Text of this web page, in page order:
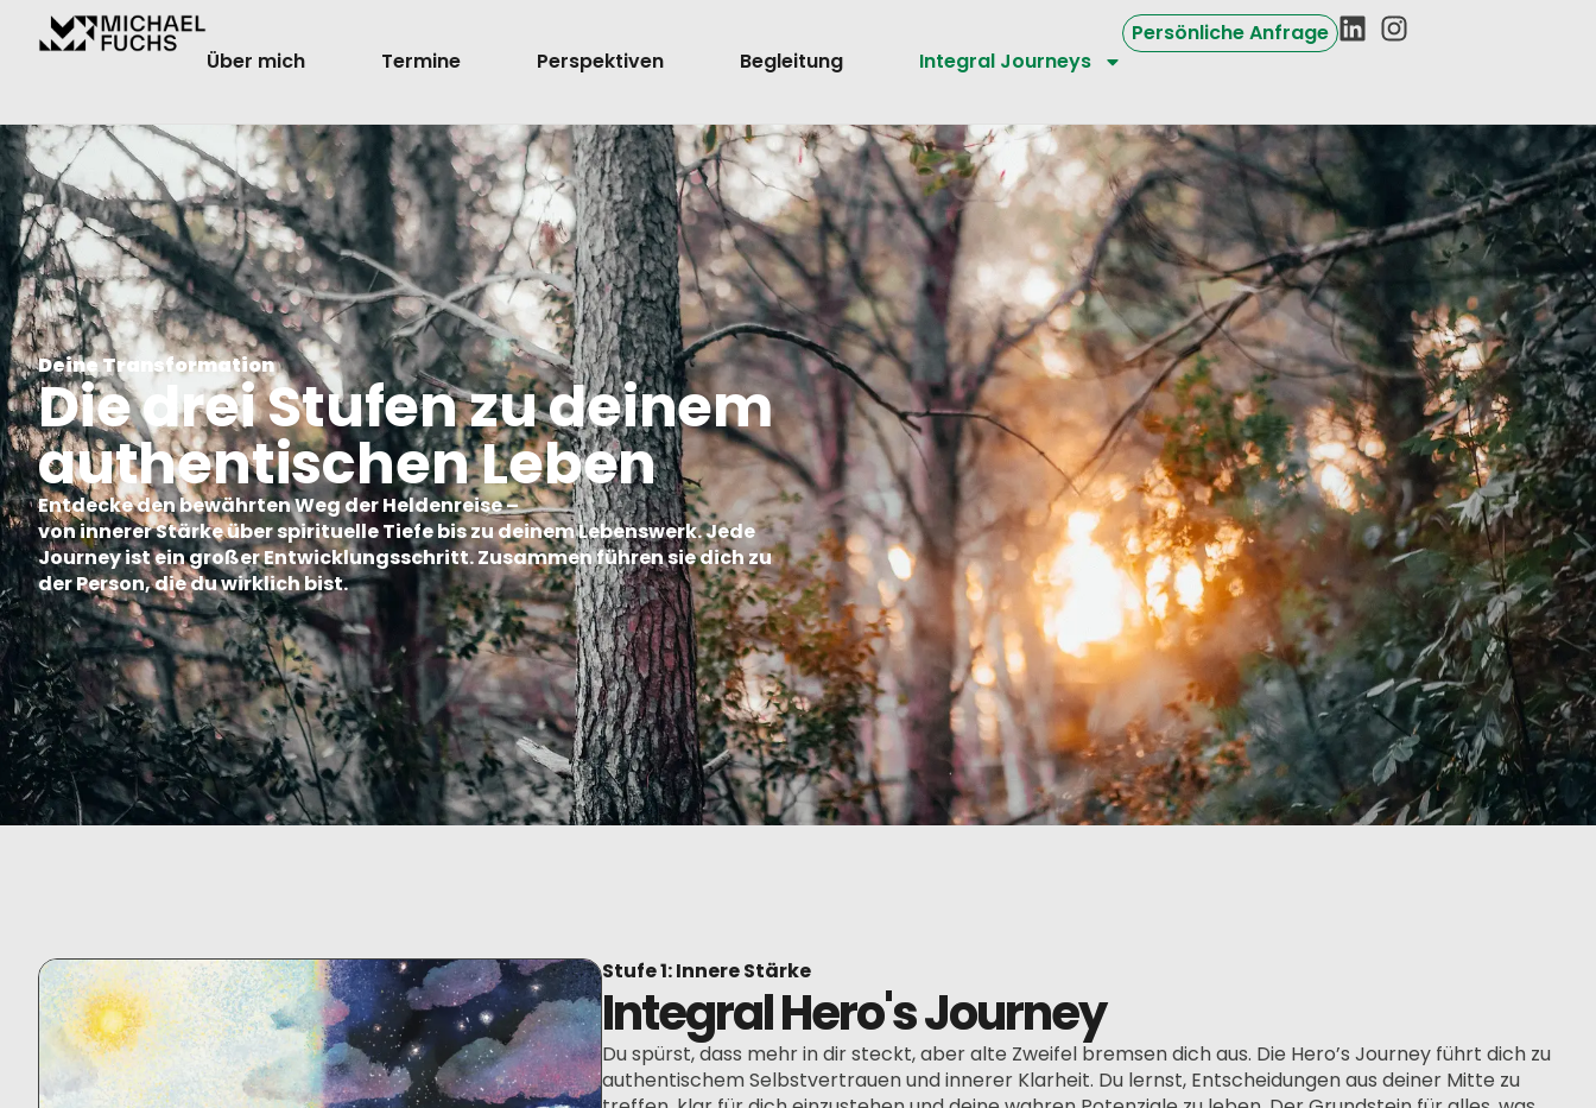
Über mich Termine Perspektiven Begleitung Integral Journeys
Persönliche Anfrage
Deine Transformation
Die drei Stufen zu deinem
authentischen Leben
Entdecke den bewährten Weg der Heldenreise –
von innerer Stärke über spirituelle Tiefe bis zu deinem Lebenswerk. Jede
Journey ist ein großer Entwicklungsschritt. Zusammen führen sie dich zu
der Person, die du wirklich bist.
Stufe 1: Innere Stärke
Integral Hero's Journey
Du spürst, dass mehr in dir steckt, aber alte Zweifel bremsen dich aus. Die Hero’s Journey führt dich zu
authentischem Selbstvertrauen und innerer Klarheit. Du lernst, Entscheidungen aus deiner Mitte zu